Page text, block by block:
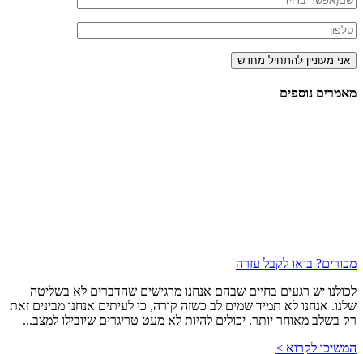
מאמרים נוספים
מכורים? בואו לקבל עזרה
לכולנו יש רגעים בחיים שבהם אנחנו מרגישים שהדברים לא בשליטה
שלנו. אנחנו לא תמיד שמים לב כשזה קורה, כי לעיתים אנחנו מבינים זאת
רק בשלב מאוחר יותר. יכולים להיות לא מעט טריגרים שיובילו למצב...
המשיכו לקרוא >